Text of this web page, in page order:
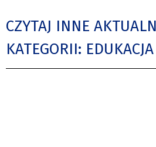
CZYTAJ INNE
KATEGORII: EDUKACJA